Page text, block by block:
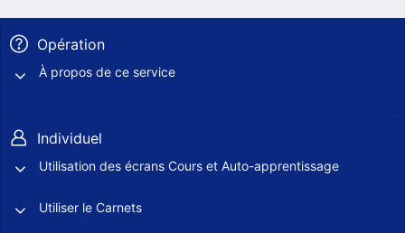
Opération
À propos de ce service
Individuel
Utilisation des écrans Cours et Auto-apprentissage
Utiliser le Carnets